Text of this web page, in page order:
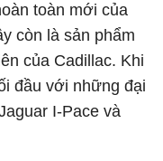
toàn mới của
còn là sản phẩm
của Cadillac. Khi
đầu với những đại
I-Pace và